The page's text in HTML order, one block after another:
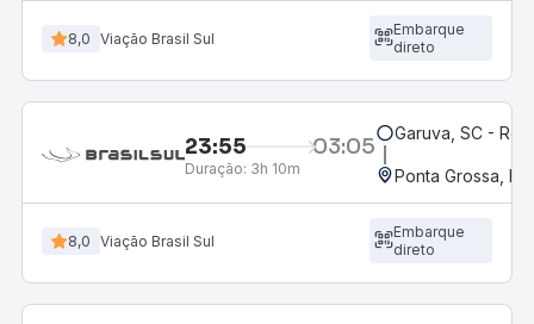
8,0 Viação Brasil Sul
Embarque
direto
23:55 03:05
Duração: 3h 10m
Garuva, SC -
Ponta Grossa,
8,0 Viação Brasil Sul
Embarque
direto